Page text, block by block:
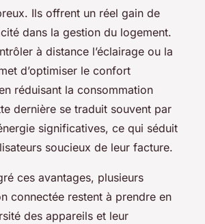
Ils offrent un réel gain de
dans la gestion du logement.
à distance l’éclairage ou la
d’optimiser le confort
réduisant la consommation
dernière se traduit souvent par
significatives, ce qui séduit
soucieux de leur facture.
ces avantages, plusieurs
connectée restent à prendre en
des appareils et leur